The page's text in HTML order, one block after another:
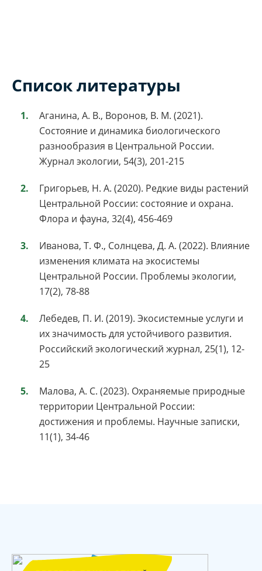
Список литературы
Аганина, А. В., Воронов, В. М. (2021).
Состояние и динамика биологического
разнообразия в Центральной России.
Журнал экологии, 54(3), 201-215
Григорьев, Н. А. (2020). Редкие виды растений
Центральной России: состояние и охрана.
Флора и фауна, 32(4), 456-469
Иванова, Т. Ф., Солнцева, Д. А. (2022). Влияние
изменения климата на экосистемы
Центральной России. Проблемы экологии,
17(2), 78-88
Лебедев, П. И. (2019). Экосистемные услуги и
их значимость для устойчивого развития.
Российский экологический журнал, 25(1), 12-
25
Малова, А. С. (2023). Охраняемые природные
территории Центральной России:
достижения и проблемы. Научные записки,
11(1), 34-46